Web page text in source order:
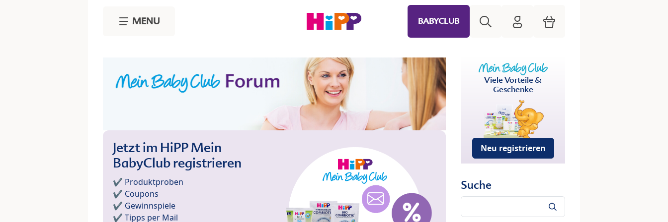
MENU BABYCLUB HiPP Mein Babyclub
Warenkorb
Jetzt im HiPP Mein
BabyClub registrieren
✔️ Produktproben
✔️ Coupons
✔️ Gewinnspiele
✔️ Tipps per Mail
Viele Vorteile &
Geschenke
Neu registrieren
Suche